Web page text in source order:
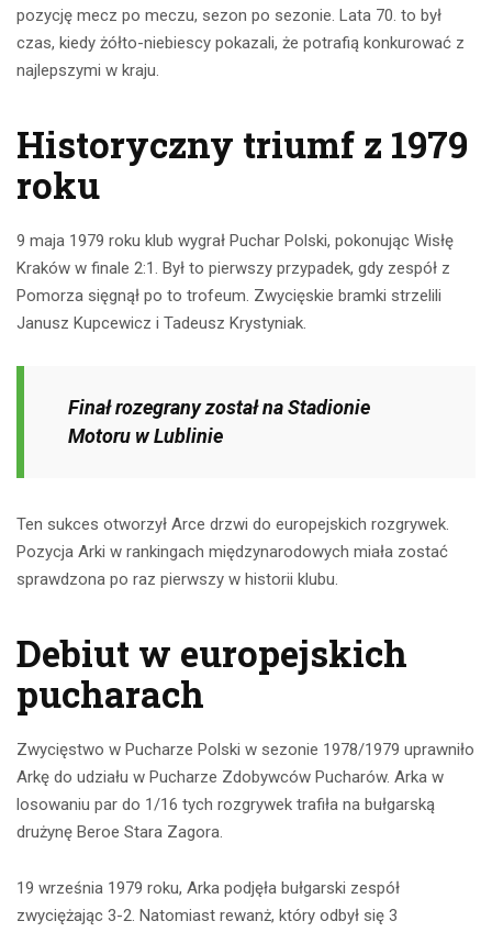
pozycję mecz po meczu, sezon po sezonie. Lata 70. to był
czas, kiedy żółto-niebiescy pokazali, że potrafią konkurować z
najlepszymi w kraju.
Historyczny triumf z 1979
roku
9 maja 1979 roku klub wygrał Puchar Polski, pokonując Wisłę
Kraków w finale 2:1. Był to pierwszy przypadek, gdy zespół z
Pomorza sięgnął po to trofeum. Zwycięskie bramki strzelili
Janusz Kupcewicz i Tadeusz Krystyniak.
Finał rozegrany został na Stadionie
Motoru w Lublinie
Ten sukces otworzył Arce drzwi do europejskich rozgrywek.
Pozycja Arki w rankingach międzynarodowych miała zostać
sprawdzona po raz pierwszy w historii klubu.
Debiut w europejskich
pucharach
Zwycięstwo w Pucharze Polski w sezonie 1978/1979 uprawniło
Arkę do udziału w Pucharze Zdobywców Pucharów. Arka w
losowaniu par do 1/16 tych rozgrywek trafiła na bułgarską
drużynę Beroe Stara Zagora.
19 września 1979 roku, Arka podjęła bułgarski zespół
zwyciężając 3-2. Natomiast rewanż, który odbył się 3